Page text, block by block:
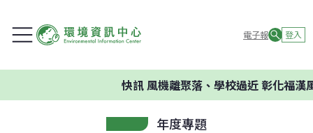
電子報 登入
快訊風機離聚落、學校過近 彰化福漢
年度專題